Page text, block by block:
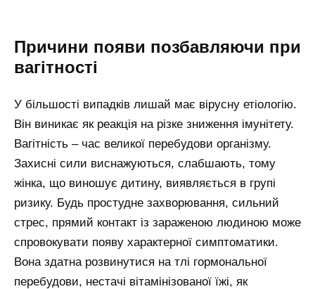
Причини появи позбавляючи при
вагітності
У більшості випадків лишай має вірусну етіологію.
Він виникає як реакція на різке зниження імунітету.
Вагітність – час великої перебудови організму.
Захисні сили виснажуються, слабшають, тому
жінка, що виношує дитину, виявляється в групі
ризику. Будь простудне захворювання, сильний
стрес, прямий контакт із зараженою людиною може
спровокувати появу характерної симптоматики.
Вона здатна розвинутися на тлі гормональної
перебудови, нестачі вітамінізованої їжі, як